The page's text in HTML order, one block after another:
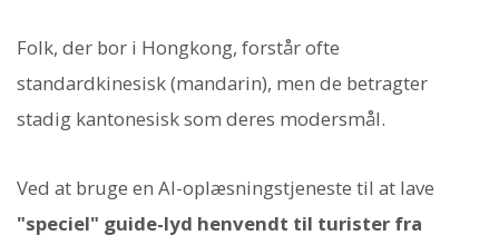
Folk, der bor i Hongkong, forstår ofte
standardkinesisk (mandarin), men de betragter
stadig kantonesisk som deres modersmål.
Ved at bruge en AI-oplæsningstjeneste til at lave
"speciel" guide-lyd henvendt til turister fra